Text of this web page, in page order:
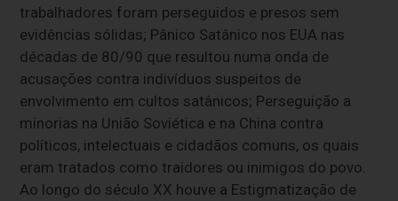
trabalhadores foram perseguidos e presos sem
evidências sólidas; Pânico Satânico nos EUA nas
décadas de 80/90 que resultou numa onda de
acusações contra indivíduos suspeitos de
envolvimento em cultos satânicos; Perseguição a
minorias na União Soviética e na China contra
políticos, intelectuais e cidadãos comuns, os quais
eram tratados como traidores ou inimigos do povo.
Ao longo do século XX houve a Estigmatização de